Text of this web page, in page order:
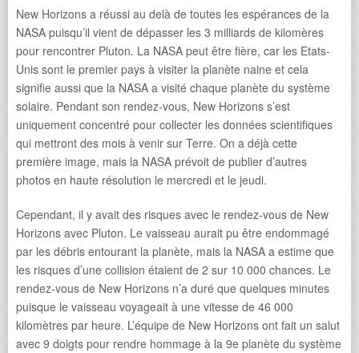
New Horizons a réussi au delà de toutes les espérances de la
NASA puisqu’il vient de dépasser les 3 milliards de kilomères
pour rencontrer Pluton. La NASA peut être fière, car les Etats-
Unis sont le premier pays à visiter la planète naine et cela
signifie aussi que la NASA a visité chaque planète du système
solaire. Pendant son rendez-vous, New Horizons s’est
uniquement concentré pour collecter les données scientifiques
qui mettront des mois à venir sur Terre. On a déjà cette
première image, mais la NASA prévoit de publier d’autres
photos en haute résolution le mercredi et le jeudi.
Cependant, il y avait des risques avec le rendez-vous de New
Horizons avec Pluton. Le vaisseau aurait pu être endommagé
par les débris entourant la planète, mais la NASA a estime que
les risques d’une collision étaient de 2 sur 10 000 chances. Le
rendez-vous de New Horizons n’a duré que quelques minutes
puisque le vaisseau voyageait à une vitesse de 46 000
kilomètres par heure. L’équipe de New Horizons ont fait un salut
avec 9 doigts pour rendre hommage à la 9e planète du système